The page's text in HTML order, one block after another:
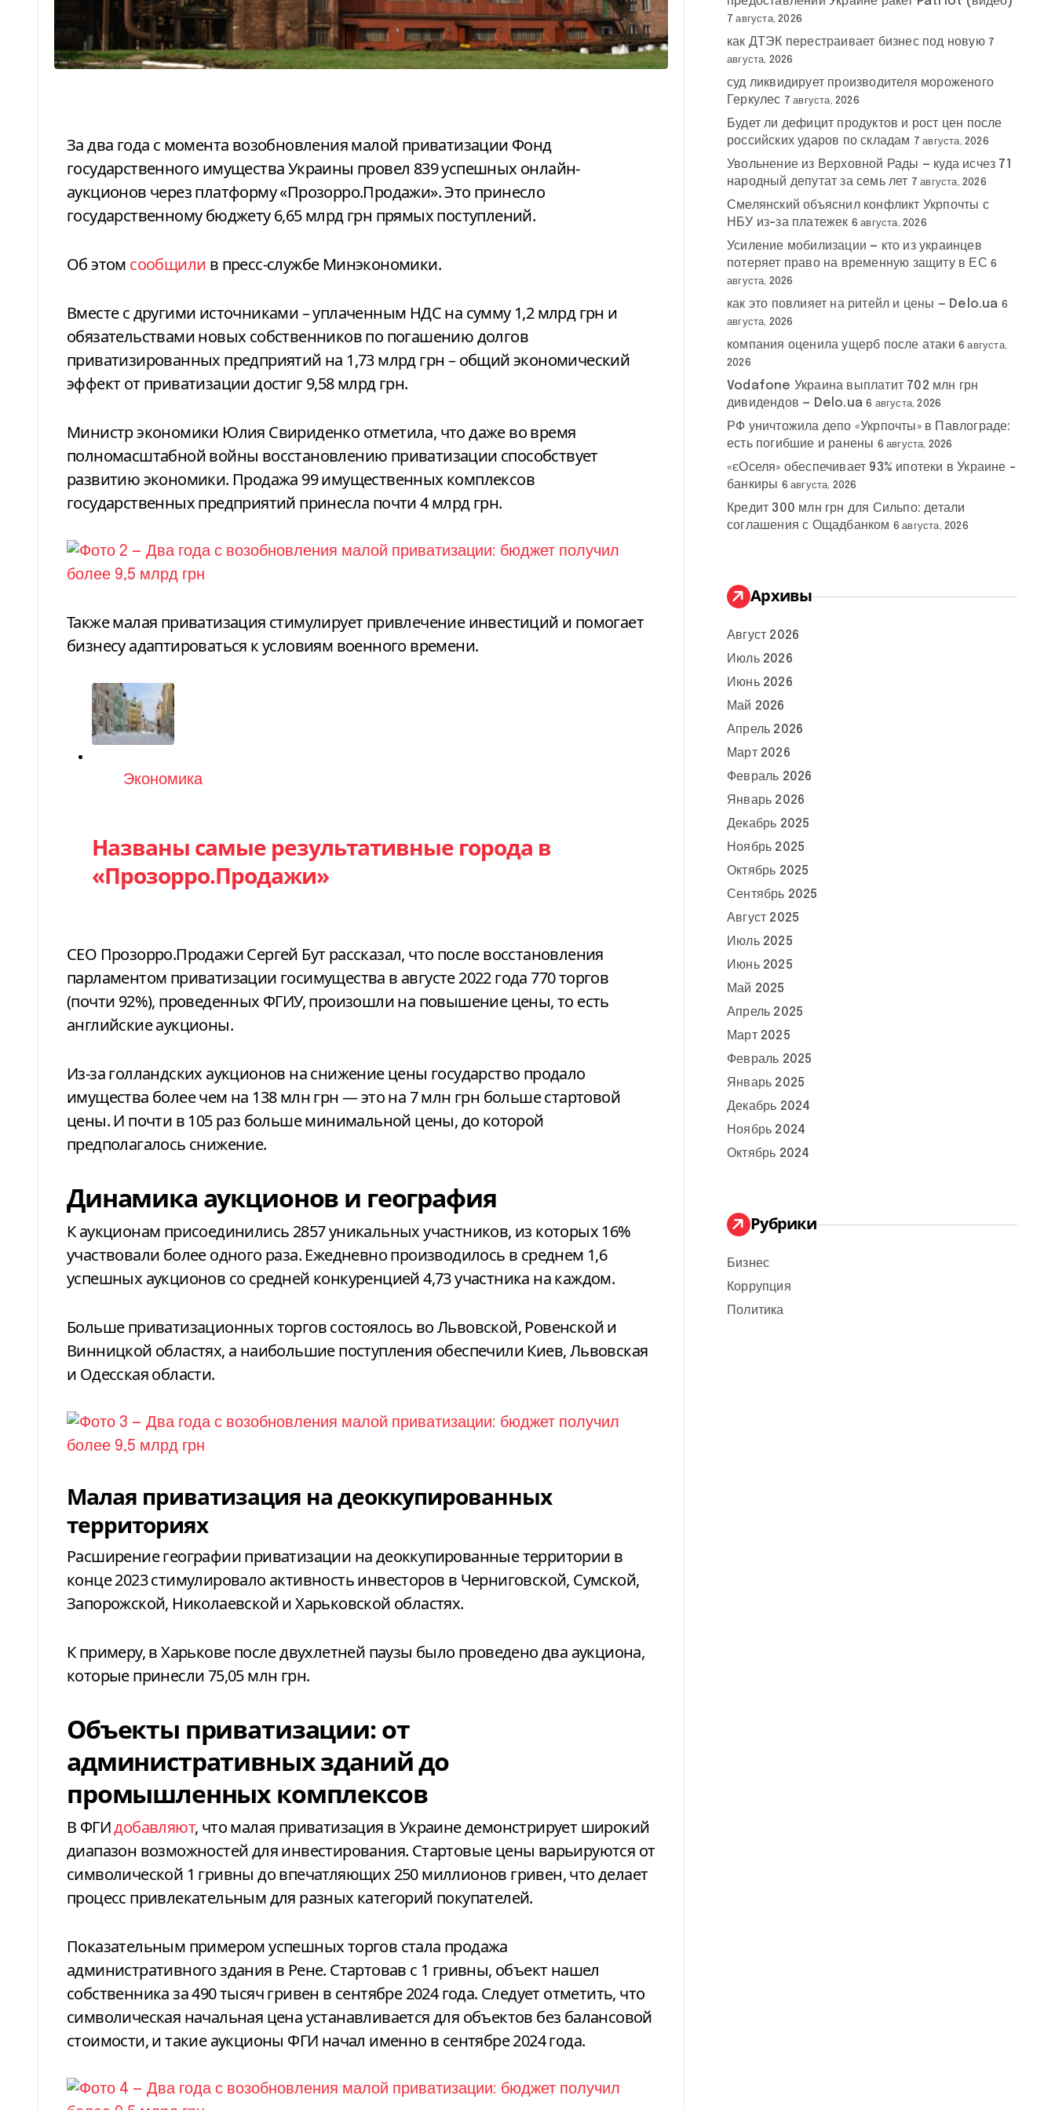
За два года с момента возобновления малой приватизации Фонд
государственного имущества Украины провел 839 успешных онлайн-
аукционов через платформу «Прозорро.Продажи». Это принесло
государственному бюджету 6,65 млрд грн прямых поступлений.
Об этом сообщили в пресс-службе Минэкономики.
Вместе с другими источниками – уплаченным НДС на сумму 1,2 млрд грн и
обязательствами новых собственников по погашению долгов
приватизированных предприятий на 1,73 млрд грн – общий экономический
эффект от приватизации достиг 9,58 млрд грн.
Министр экономики Юлия Свириденко отметила, что даже во время
полномасштабной войны восстановлению приватизации способствует
развитию экономики. Продажа 99 имущественных комплексов
государственных предприятий принесла почти 4 млрд грн.
Также малая приватизация стимулирует привлечение инвестиций и помогает
бизнесу адаптироваться к условиям военного времени.
Категория
Экономика
Названы самые результативные города в
«Прозорро.Продажи»
СЕО Прозорро.Продажи Сергей Бут рассказал, что после восстановления
парламентом приватизации госимущества в августе 2022 года 770 торгов
(почти 92%), проведенных ФГИУ, произошли на повышение цены, то есть
английские аукционы.
Из-за голландских аукционов на снижение цены государство продало
имущества более чем на 138 млн грн — это на 7 млн грн больше стартовой
цены. И почти в 105 раз больше минимальной цены, до которой
предполагалось снижение.
Динамика аукционов и география
К аукционам присоединились 2857 уникальных участников, из которых 16%
участвовали более одного раза. Ежедневно производилось в среднем 1,6
успешных аукционов со средней конкуренцией 4,73 участника на каждом.
Больше приватизационных торгов состоялось во Львовской, Ровенской и
Винницкой областях, а наибольшие поступления обеспечили Киев, Львовская
и Одесская области.
Малая приватизация на деоккупированных
территориях
Расширение географии приватизации на деоккупированные территории в
конце 2023 стимулировало активность инвесторов в Черниговской, Сумской,
Запорожской, Николаевской и Харьковской областях.
К примеру, в Харькове после двухлетней паузы было проведено два аукциона,
которые принесли 75,05 млн грн.
Объекты приватизации: от
административных зданий до
промышленных комплексов
В ФГИдобавляют, что малая приватизация в Украине демонстрирует широкий
диапазон возможностей для инвестирования. Стартовые цены варьируются от
символической 1 гривны до впечатляющих 250 миллионов гривен, что делает
процесс привлекательным для разных категорий покупателей.
Показательным примером успешных торгов стала продажа
административного здания в Рене. Стартовав с 1 гривны, объект нашел
собственника за 490 тысяч гривен в сентябре 2024 года. Следует отметить, что
символическая начальная цена устанавливается для объектов без балансовой
стоимости, и такие аукционы ФГИ начал именно в сентябре 2024 года.
7 августа, 2026
как ДТЭК перестраивает бизнес под новую 7
августа, 2026
суд ликвидирует производителя мороженого
Геркулес 7 августа, 2026
Будет ли дефицит продуктов и рост цен после
российских ударов по складам 7 августа, 2026
Увольнение из Верховной Рады — куда исчез 71
народный депутат за семь лет 7 августа, 2026
Смелянский объяснил конфликт Укрпочты с
НБУ из-за платежек 6 августа, 2026
Усиление мобилизации — кто из украинцев
потеряет право на временную защиту в ЕС 6
августа, 2026
как это повлияет на ритейл и цены — Delo.ua 6
августа, 2026
компания оценила ущерб после атаки 6 августа,
2026
Vodafone Украина выплатит 702 млн грн
дивидендов — Delo.ua 6 августа, 2026
РФ уничтожила депо «Укрпочты» в Павлограде:
есть погибшие и ранены 6 августа, 2026
«єОселя» обеспечивает 93% ипотеки в Украине –
банкиры 6 августа, 2026
Кредит 300 млн грн для Сильпо: детали
соглашения с Ощадбанком 6 августа, 2026
Архивы
Август 2026
Июль 2026
Июнь 2026
Май 2026
Апрель 2026
Март 2026
Февраль 2026
Январь 2026
Декабрь 2025
Ноябрь 2025
Октябрь 2025
Сентябрь 2025
Август 2025
Июль 2025
Июнь 2025
Май 2025
Апрель 2025
Март 2025
Февраль 2025
Январь 2025
Декабрь 2024
Ноябрь 2024
Октябрь 2024
Рубрики
Бизнес
Коррупция
Политика